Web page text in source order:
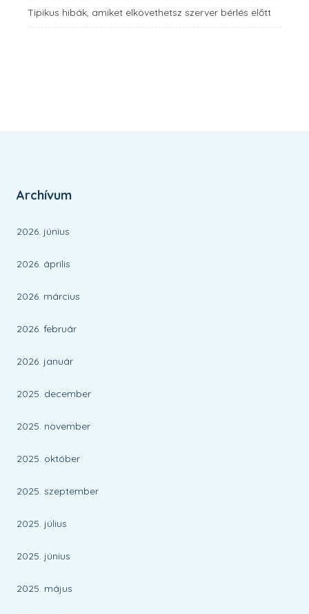
Tipikus hibák, amiket elkövethetsz szerver bérlés előtt
Archívum
2026. június
2026. április
2026. március
2026. február
2026. január
2025. december
2025. november
2025. október
2025. szeptember
2025. július
2025. június
2025. május